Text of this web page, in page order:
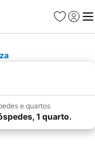
Favoritos
Iniciar
e quartos
1 quarto.